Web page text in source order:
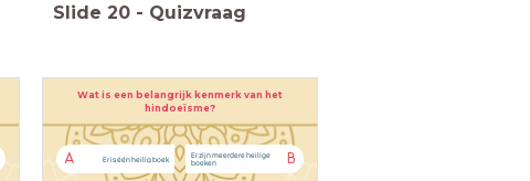
Slide 20 - Quizvraag
Wat is een belangrijk kenmerk van het
hindoeïsme?
A Er is één heilig boek B
Er zijn meerdere heilige
boeken